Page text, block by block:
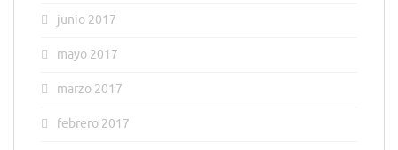
junio 2017
mayo 2017
marzo 2017
febrero 2017